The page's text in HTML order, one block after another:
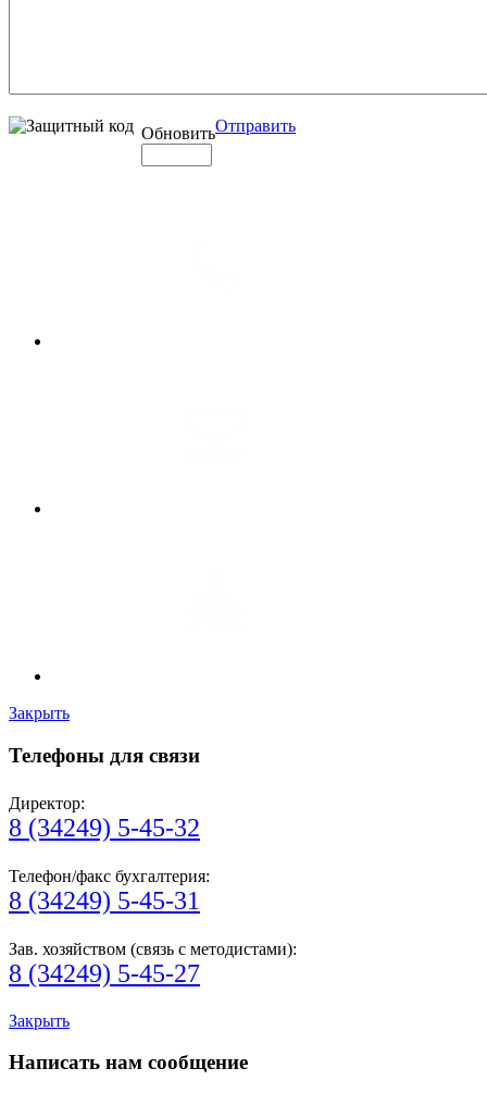
ОбновитьОтправить
Закрыть
Телефоны для связи
Директор:
8 (34249) 5-45-32
Телефон/факс бухгалтерия:
8 (34249) 5-45-31
Зав. хозяйством (связь с методистами):
8 (34249) 5-45-27
Закрыть
Написать нам сообщение